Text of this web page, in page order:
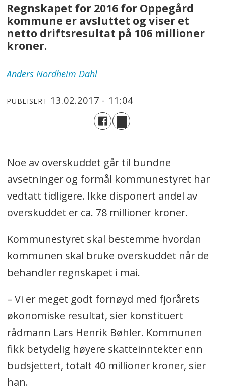
Regnskapet for 2016 for Oppegård
kommune er avsluttet og viser et
netto driftsresultat på 106 millioner
kroner.
Anders Nordheim Dahl
PUBLISERT 13.02.2017 - 11:04
Noe av overskuddet går til bundne
avsetninger og formål kommunestyret har
vedtatt tidligere. Ikke disponert andel av
overskuddet er ca. 78 millioner kroner.
Kommunestyret skal bestemme hvordan
kommunen skal bruke overskuddet når de
behandler regnskapet i mai.
– Vi er meget godt fornøyd med fjorårets
økonomiske resultat, sier konstituert
rådmann Lars Henrik Bøhler. Kommunen
fikk betydelig høyere skatteinntekter enn
budsjettert, totalt 40 millioner kroner, sier
han.